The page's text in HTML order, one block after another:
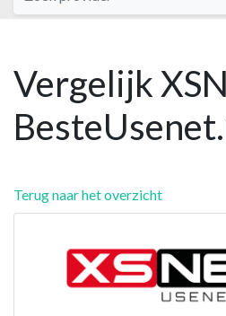
Vergelijk
Terug naar het overzicht